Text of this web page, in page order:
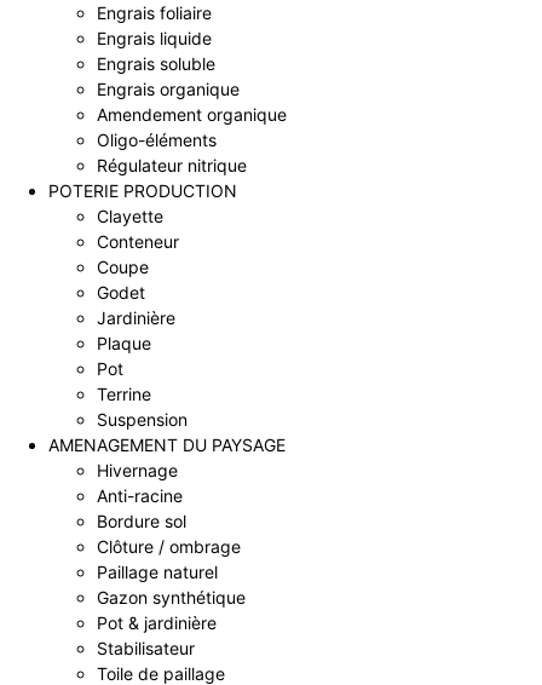
Engrais foliaire
Engrais liquide
Engrais soluble
Engrais organique
Amendement organique
Oligo-éléments
Régulateur nitrique
POTERIE PRODUCTION
Clayette
Conteneur
Coupe
Godet
Jardinière
Plaque
Pot
Terrine
Suspension
AMENAGEMENT DU PAYSAGE
Hivernage
Anti-racine
Bordure sol
Clôture / ombrage
Paillage naturel
Gazon synthétique
Pot & jardinière
Stabilisateur
Toile de paillage